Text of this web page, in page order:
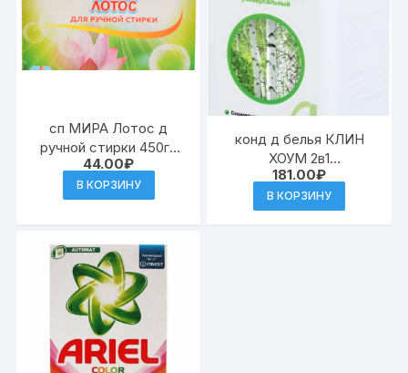
сп МИРА Лотос д
ручной стирки 450гр
(28)
44.00₽
В КОРЗИНУ
конд д белья КЛИН
ХОУМ 2в1
универсальный с
ароматом русского
леса 1л (10) к.441
181.00₽
В КОРЗИНУ